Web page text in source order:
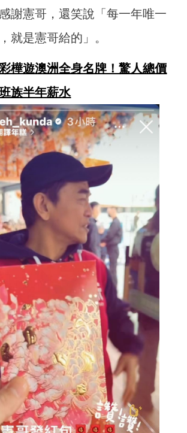
謝憲哥，還笑說「每一年唯一
就是憲哥給的」。
樺遊澳洲全身名牌！驚人總價
族半年薪水